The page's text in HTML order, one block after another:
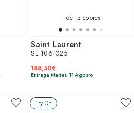
1 de 12 colores
Saint Laurent
SL 106-025
188,50€
Entrega Martes 11 Agosto
Try On